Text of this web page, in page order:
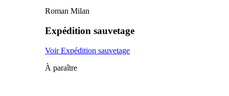
Roman Milan
Expédition sauvetage
Voir Expédition sauvetage
À paraître